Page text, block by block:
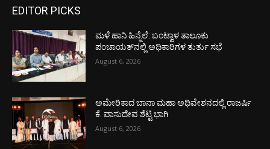
EDITOR PICKS
ಮಳೆ ಹಾನಿ ಹಿನ್ನೆಲೆ: ಬಂಟ್ವಾಳ ತಾಲೂಕು
ಪಂಚಾಯತ್‌ನಲ್ಲಿ ಅಧಿಕಾರಿಗಳ ತುರ್ತು ಸಭೆ
August 6, 2026
ಅಮೇರಿಕಾದ ಬಾನಾ ಮಹಾ ಅಧಿವೇಶನದಲ್ಲಿ ರಾಜರ್ಷಿ
ಕೆ. ವಾಸುದೇವ ಶೆಟ್ಟಿ ಭಾಗಿ
August 6, 2026